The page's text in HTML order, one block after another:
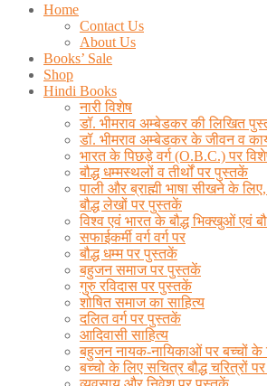
Home
Contact Us
About Us
Books’ Sale
Shop
Hindi Books
नारी विशेष
डॉ. भीमराव अम्बेडकर की लिखित
डॉ. भीमराव अम्बेडकर के जीवन व
भारत के पिछड़े वर्ग (O.B.C.) पर
बौद्ध धम्मस्थलों व तीर्थों पर पुस्तकें
पाली और ब्राह्मी भाषा सीखने के
बौद्ध लेखों पर पुस्तकें
विश्व एवं भारत के बौद्ध भिक्खुओं एवं
सफाईकर्मी वर्ग वर्ग पर
बौद्ध धम्म पर पुस्तकें
बहुजन समाज पर पुस्तकें
गुरु रविदास पर पुस्तकें
शोषित समाज का साहित्य
दलित वर्ग पर पुस्तकें
आदिवासी साहित्य
बहुजन नायक-नायिकाओं पर बच्चों
बच्चो के लिए सचित्र बौद्ध चरित्रों